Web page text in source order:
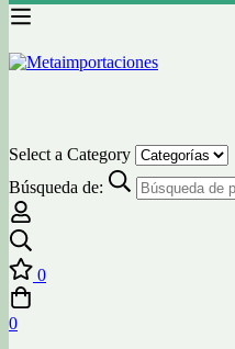
Select a Category
Búsqueda de:
0
0